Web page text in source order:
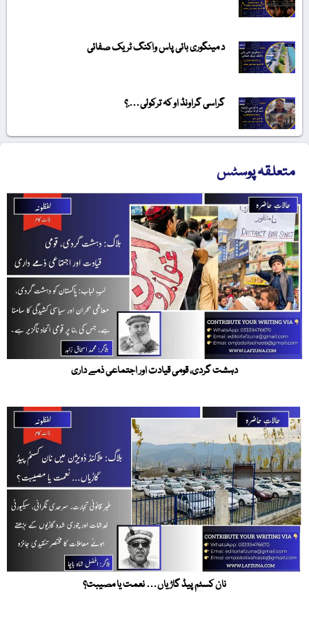
د مینگوری بائی پاس واکنگ ٹریک صفائی
گراسی گراونڈ او کہ ترکولی….؟
متعلقہ پوسٹس
دہشت گردی، قومی قیادت اور اجتماعی ذمے داری
نان کسٹم پیڈ گاڑیاں… نعمت یا مصیبت؟